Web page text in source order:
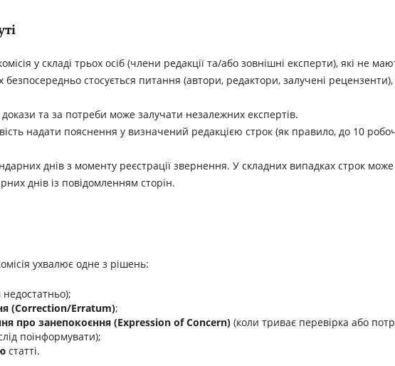
у складі трьох осіб (члени редакції та/або зовнішні експерти), які не
безпосередньо стосується питання (автори, редактори, залучені
докази та за потреби може залучати незалежних експертів.
надати пояснення у визначений редакцією строк (як правило, до 10
днів з моменту реєстрації звернення. У складних випадках строк може
днів із повідомленням сторін.
ухвалює одне з рішень:
недостатньо);
(Correction/Erratum);
про занепокоєння (Expression of Concern) (коли триває перевірка або
поінформувати);
статті.